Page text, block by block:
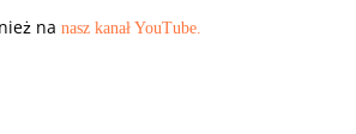
na nasz kanał YouTube.